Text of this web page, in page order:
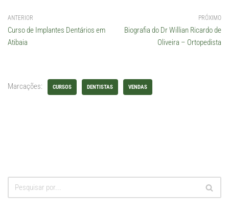
ANTERIOR
Curso de Implantes Dentários em
Atibaia
PRÓXIMO
Biografia do Dr Willian Ricardo de
Oliveira – Ortopedista
Marcações: CURSOS DENTISTAS VENDAS